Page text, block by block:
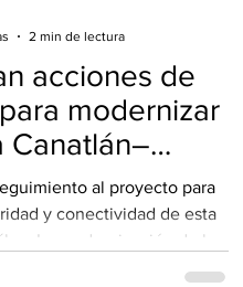
acciones de
modernizar
Canatlán–
al proyecto para
y conectividad de esta
La modernización de la
2 min de lectura